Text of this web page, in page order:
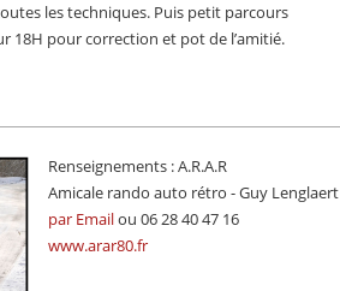
les techniques. Puis petit parcours
18H pour correction et pot de l’amitié.
Renseignements : A.R.A.R
Amicale rando auto rétro - Guy Lenglaert
par Emailou 06 28 40 47 16
www.arar80.fr